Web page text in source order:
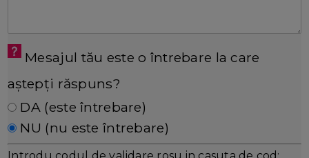
Mesajul tău este o întrebare la care
aștepți răspuns?
DA (este întrebare)
NU (nu este întrebare)
Introdu codul de validare rosu in casuta de cod: